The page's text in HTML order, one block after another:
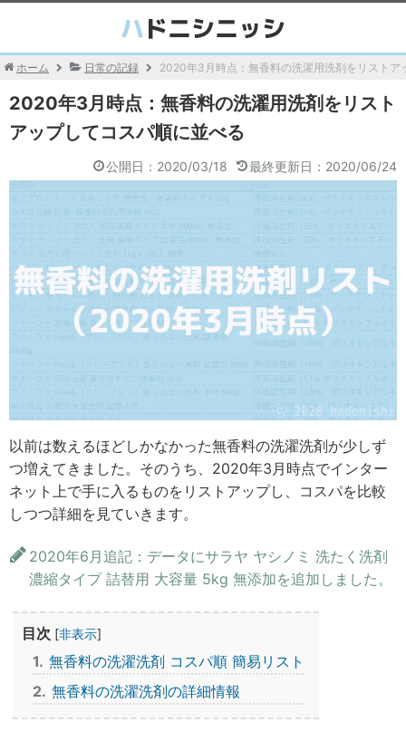
ホーム 日常の記録 2020年3月時点：無香料の洗濯用洗剤をリストア
2020年3月時点：無香料の洗濯用洗剤をリスト
アップしてコスパ順に並べる
公開日：2020/03/18 最終更新日：2020/06/24
以前は数えるほどしかなかった無香料の洗濯洗剤が少しず
つ増えてきました。そのうち、2020年3月時点でインター
ネット上で手に入るものをリストアップし、コスパを比較
しつつ詳細を見ていきます。
2020年6月追記：データにサラヤ ヤシノミ 洗たく洗剤
濃縮タイプ 詰替用 大容量 5kg 無添加を追加しました。
目次 [非表示]
1 無香料の洗濯洗剤 コスパ順 簡易リスト
2 無香料の洗濯洗剤の詳細情報